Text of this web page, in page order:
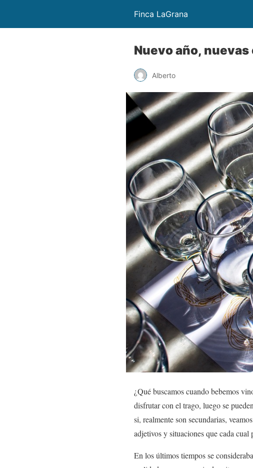
Finca LaGrana
Nuevo año,
Alberto
¿Qué buscamos cuando bebemos
disfrutar con el trago, luego se
si, realmente son secundarias,
adjetivos y situaciones que cada cual
En los últimos tiempos se